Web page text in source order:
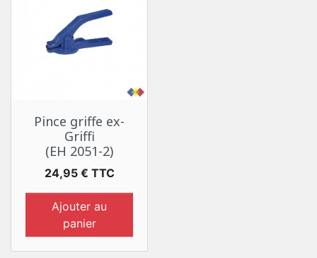
Pince griffe ex-
Griffi
(EH 2051-2)
Prix
24,95 € TTC
Ajouter au
panier